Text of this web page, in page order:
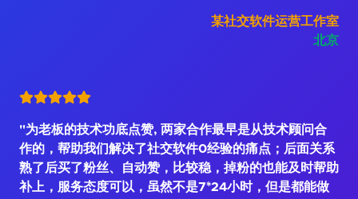
某社交软件运营工作室
北京
"为老板的技术功底点赞, 两家合作最早是从技术顾问合
作的，帮助我们解决了社交软件0经验的痛点；后面关系
熟了后买了粉丝、自动赞，比较稳，掉粉的也能及时帮助
补上，服务态度可以，虽然不是7*24小时，但是都能做